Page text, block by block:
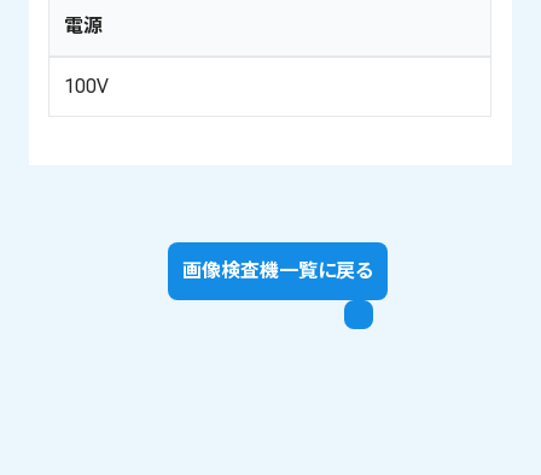
電源
100V
画像検査機一覧に戻る